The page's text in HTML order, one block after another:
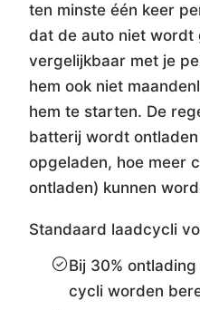
ten minste één keer
dat de auto niet wordt
vergelijkbaar met je
hem ook niet
hem te starten. De
batterij wordt
opgeladen, hoe meer
ontladen) kunnen
Standaard laadcycli
Bij 30%
cycli worden